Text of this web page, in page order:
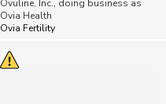
Ovuline, Inc., doing business as
Ovia Health
Ovia Fertility